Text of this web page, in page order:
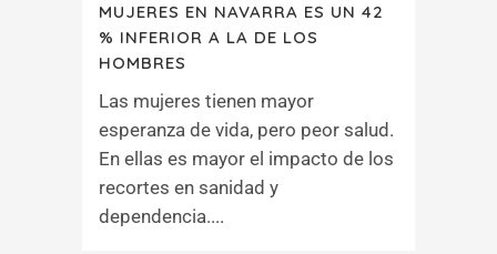
MUJERES EN NAVARRA ES UN 42
% INFERIOR A LA DE LOS
HOMBRES
Las mujeres tienen mayor
esperanza de vida, pero peor salud.
En ellas es mayor el impacto de los
recortes en sanidad y
dependencia....